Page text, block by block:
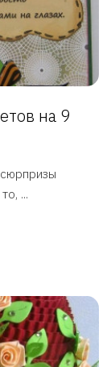
на 9
...